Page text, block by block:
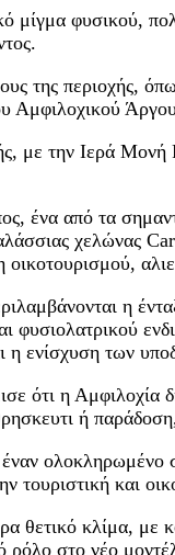
μίγμα φυσικού,
της
με την Ιερά
από τα
χελώνας
η
φυσιολατρικού
ενίσχυση των
η Αμφιλοχία
ή
ολοκληρωμένο
και
κλίμα, με
στο νέο